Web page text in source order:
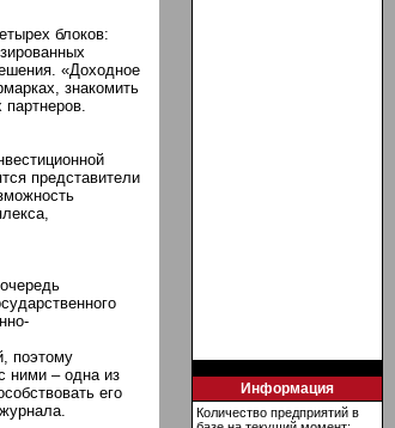
блоков:
«Доходное
знакомить
представители
поэтому
ними – одна из
его
Информация
Количество предприятий в